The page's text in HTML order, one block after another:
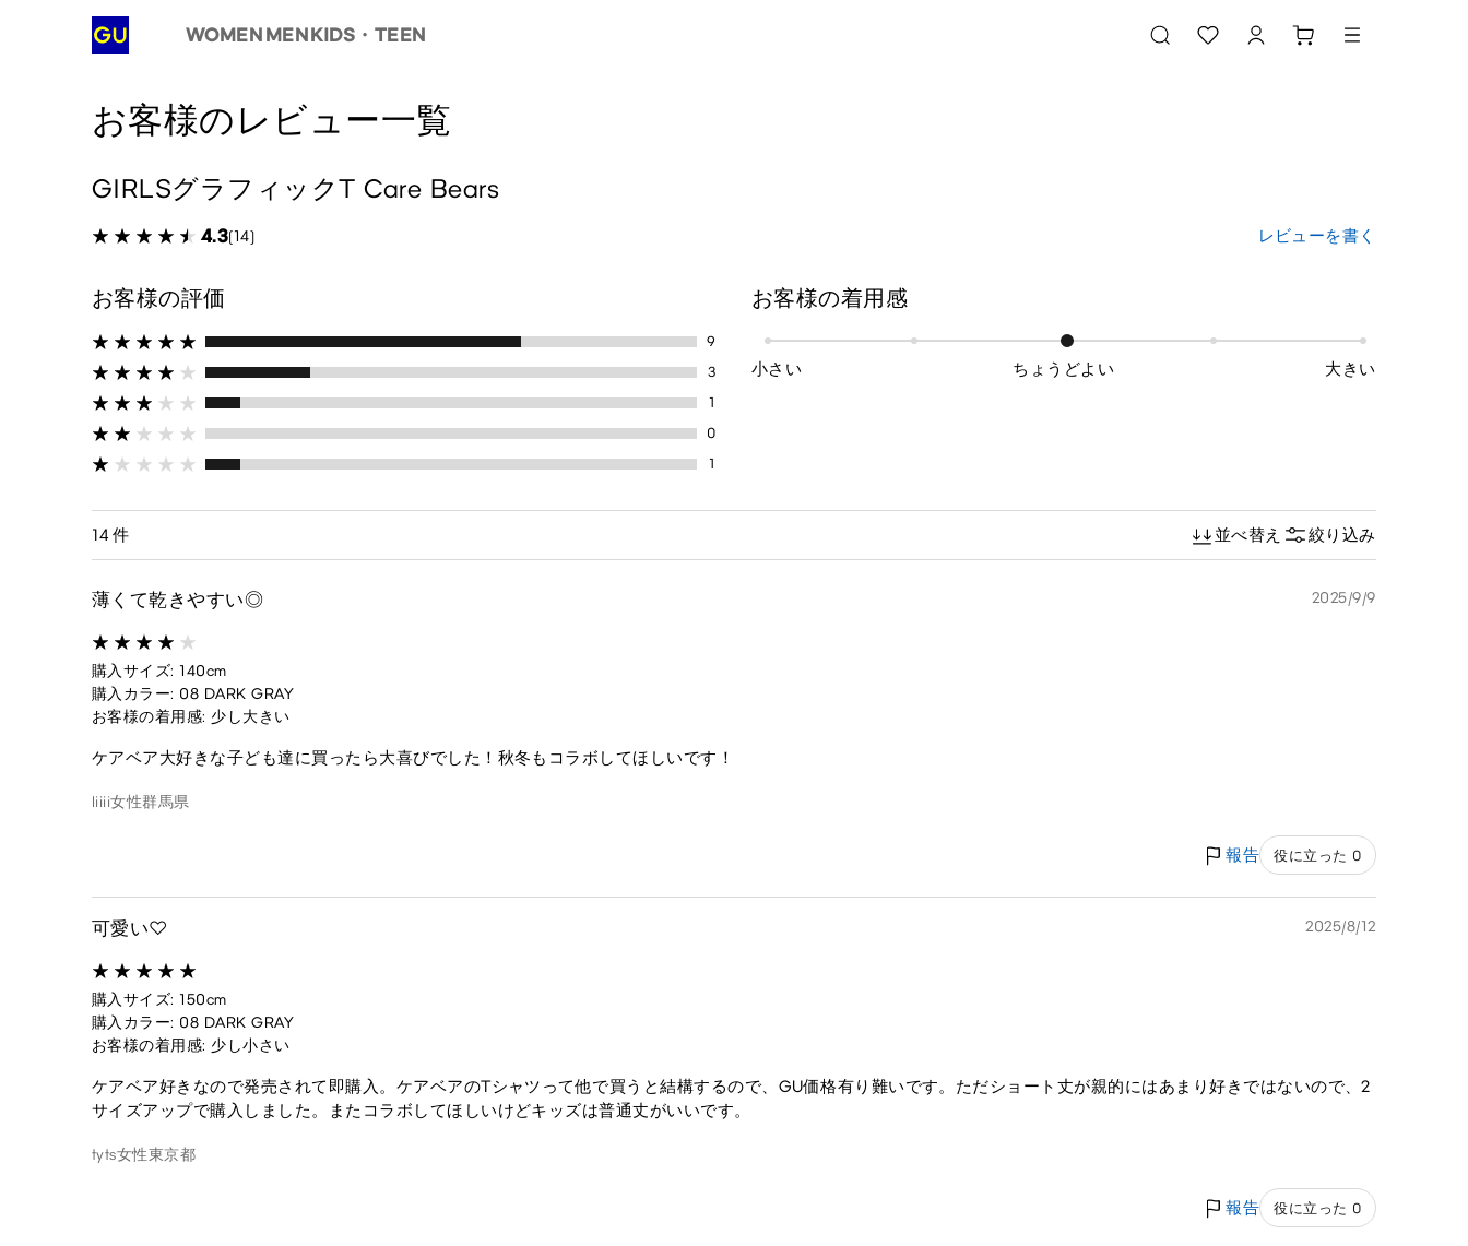
WOMEN MENKIDS・TEEN
お客様のレビュー一覧
GIRLSグラフィックT Care Bears
4.3(14) レビューを書く
お客様の評価
9
3
1
0
1
お客様の着用感
小さい ちょうどよい 大きい
14 件 並べ替え 絞り込み
薄くて乾きやすい◎ 2025/9/9
購入サイズ: 140cm
購入カラー: 08 DARK GRAY
お客様の着用感: 少し大きい
ケアベア大好きな子ども達に買ったら大喜びでした！秋冬もコラボしてほしいです！
liiii女性群馬県
報告 役に立った 0
可愛い♡ 2025/8/12
購入サイズ: 150cm
購入カラー: 08 DARK GRAY
お客様の着用感: 少し小さい
ケアベア好きなので発売されて即購入。ケアベアのTシャツって他で買うと結構するので、GU価格有り難いです。ただショート丈が親的にはあまり好きではないので、2
サイズアップで購入しました。またコラボしてほしいけどキッズは普通丈がいいです。
tyts女性東京都
報告 役に立った 0